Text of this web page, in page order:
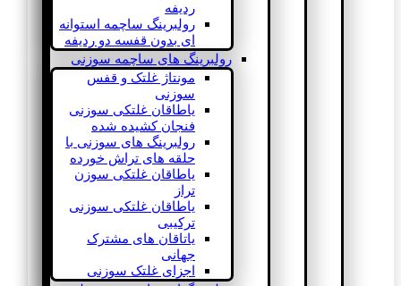
ردیفه
رولبرینگ ساچمه استوانه
ای بدون قفسه دو ردیفه
رولبرینگ های ساچمه سوزنی
مونتاژ غلتک و قفس
سوزنی
یاطاقان غلتکی سوزنی
فنجان کشیده شده
رولبرینگ های سوزنی با
حلقه های تراش خورده
یاطاقان غلتکی سوزن
تراز
یاطاقان غلتکی سوزنی
ترکیبی
یاتاقان های مشترک
جهانی
اجزای غلتک سوزنی